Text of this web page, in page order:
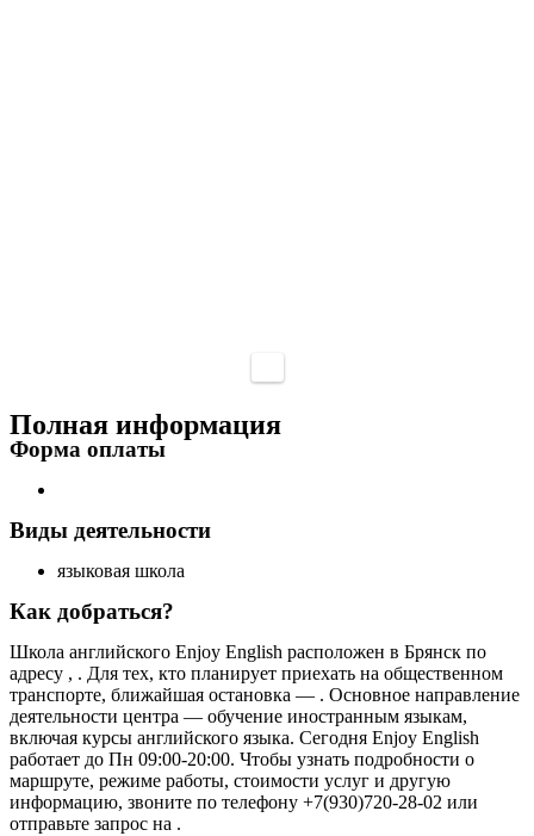
Полная информация
Форма оплаты
Виды деятельности
языковая школа
Как добраться?
Школа английского Enjoy English расположен в Брянск по
адресу , . Для тех, кто планирует приехать на общественном
транспорте, ближайшая остановка — . Основное направление
деятельности центра — обучение иностранным языкам,
включая курсы английского языка. Сегодня Enjoy English
работает до Пн 09:00-20:00. Чтобы узнать подробности о
маршруте, режиме работы, стоимости услуг и другую
информацию, звоните по телефону +7(930)720-28-02 или
отправьте запрос на .